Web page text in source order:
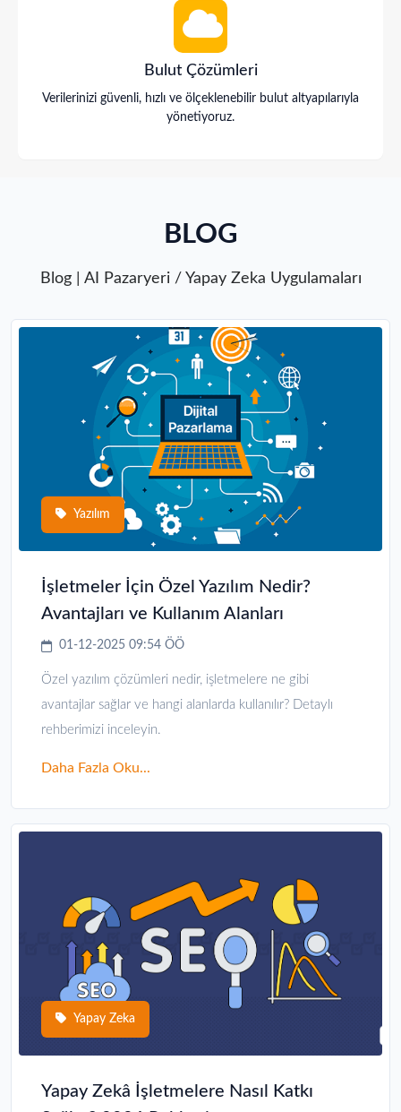
Bulut Çözümleri
Verilerinizi güvenli, hızlı ve ölçeklenebilir bulut altyapılarıyla
yönetiyoruz.
BLOG
Blog | AI Pazaryeri / Yapay Zeka Uygulamaları
Yazılım
İşletmeler İçin Özel Yazılım Nedir?
Avantajları ve Kullanım Alanları
01-12-2025 09:54 ÖÖ
Özel yazılım çözümleri nedir, işletmelere ne gibi
avantajlar sağlar ve hangi alanlarda kullanılır? Detaylı
rehberimizi inceleyin.
Daha Fazla Oku...
Yapay Zeka
Yapay Zekâ İşletmelere Nasıl Katkı